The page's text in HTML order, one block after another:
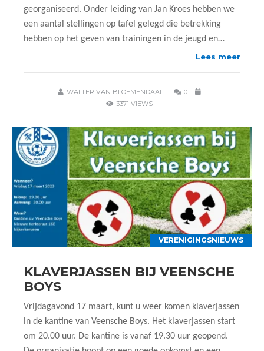
georganiseerd. Onder leiding van Jan Kroes hebben we
een aantal stellingen op tafel gelegd die betrekking
hebben op het geven van trainingen in de jeugd en…
Lees meer
WALTER VAN BLOEMENDAAL
0
3371 VIEWS
VERENIGINGSNIEUWS
KLAVERJASSEN BIJ VEENSCHE
BOYS
Vrijdagavond 17 maart, kunt u weer komen klaverjassen
in de kantine van Veensche Boys. Het klaverjassen start
om 20.00 uur. De kantine is vanaf 19.30 uur geopend.